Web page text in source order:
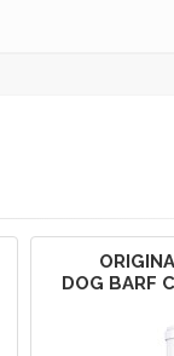
DOG BARF